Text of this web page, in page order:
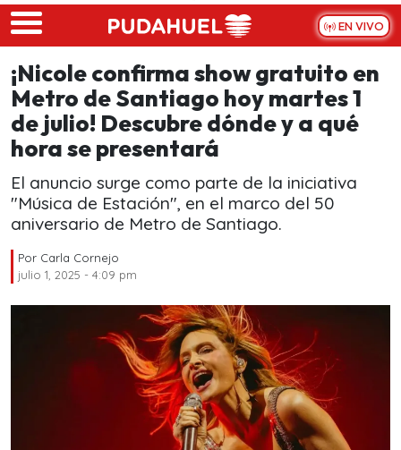
Skip to main content
EN VIVO
¡Nicole confirma show gratuito en
Metro de Santiago hoy martes 1
de julio! Descubre dónde y a qué
hora se presentará
El anuncio surge como parte de la iniciativa
"Música de Estación", en el marco del 50
aniversario de Metro de Santiago.
Por Carla Cornejo
julio 1, 2025 - 4:09 pm